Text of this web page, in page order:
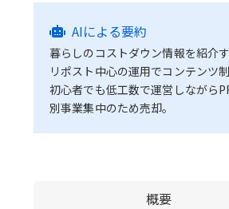
AIによる要約
暮らしのコストダウン情報を紹介
リポスト中心の運用でコンテンツ
初心者でも低工数で運営しながら
別事業集中のため売却。
概要